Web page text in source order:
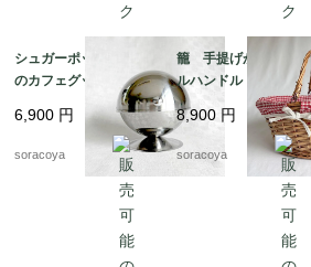
シュガーポット パリ
のカフェグッズ お砂
糖入れ ドーム型 カ
フェインテリア 12twd
6,900 円
soracoya
籠 手提げかご ダブ
ルハンドル バスケッ
ト パニエ ピクニッ
ク 12otek18
8,900 円
soracoya